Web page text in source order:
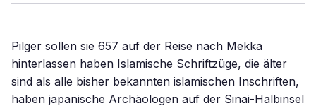
Pilger sollen sie 657 auf der Reise nach Mekka
hinterlassen haben Islamische Schriftzüge, die älter
sind als alle bisher bekannten islamischen Inschriften,
haben japanische Archäologen auf der Sinai-Halbinsel